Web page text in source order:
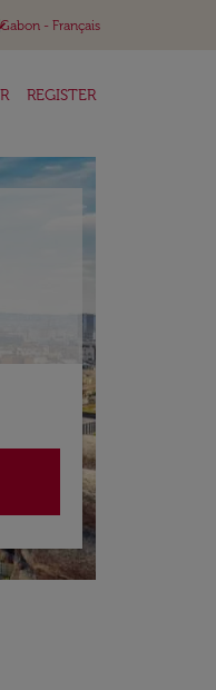
Gabon - Français
REGISTER